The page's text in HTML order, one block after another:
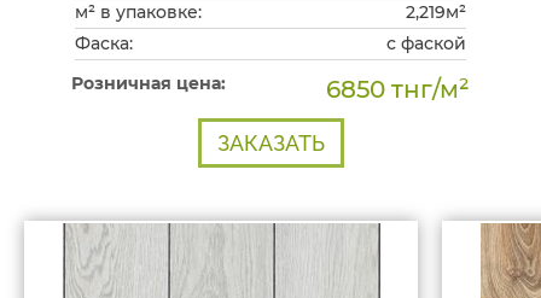
м² в упаковке:
2,219м²
Фаска:
с фаской
Розничная цена:
6850 тнг/м²
ЗАКАЗАТЬ